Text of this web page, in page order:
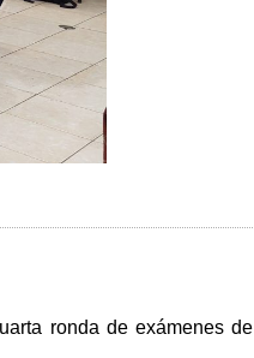
ronda de exámenes de